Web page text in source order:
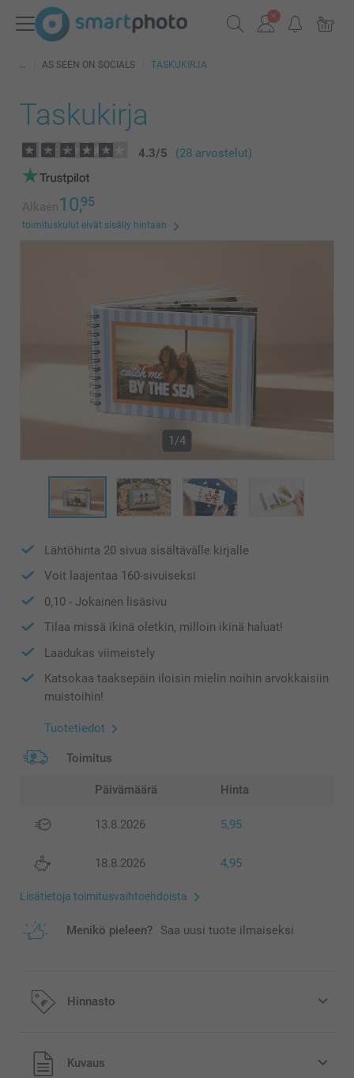
AS SEEN ON SOCIALS TASKUKIRJA
Taskukirja
4.3/5 (28 arvostelut)
Alkaen10,95
toimituskulut eivät sisälly hintaan
1/4
Lähtöhinta 20 sivua sisältävälle kirjalle
Voit laajentaa 160-sivuiseksi
0,10 - Jokainen lisäsivu
Tilaa missä ikinä oletkin, milloin ikinä haluat!
Laadukas viimeistely
Katsokaa taaksepäin iloisin mielin noihin arvokkaisiin
muistoihin!
Tuotetiedot
Toimitus
Päivämäärä Hinta
13.8.2026 5,95
18.8.2026 4,95
Lisätietoja toimitusvaihtoehdoista
Menikö pieleen? Saa uusi tuote ilmaiseksi
Hinnasto
Kaikki hinnat ovat euroina, sisältävät arvonlisäveron ja
eivät sisällä postikuluja.
Kuvaus